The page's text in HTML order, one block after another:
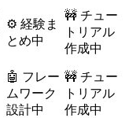
⚙️ 経験ま
とめ中
🚧 チュー
トリアル
作成中
🤖 フレー
ムワーク
設計中
🚧 チュー
トリアル
作成中